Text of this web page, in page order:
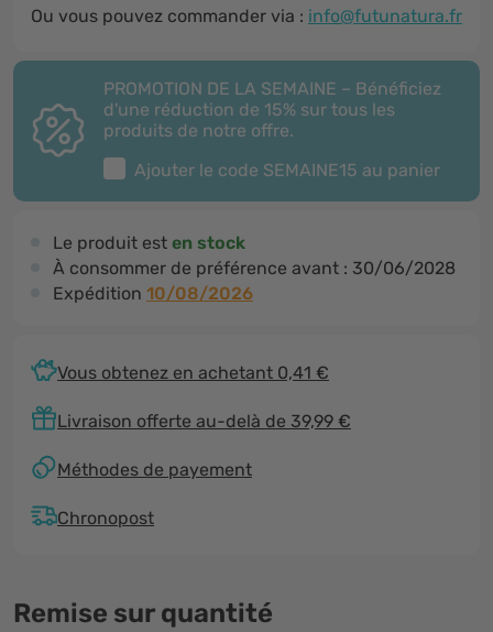
Ou vous pouvez commander via : info@futunatura.fr
PROMOTION DE LA SEMAINE – Bénéficiez
d'une réduction de 15% sur tous les
produits de notre offre.
Ajouter le code SEMAINE15 au panier
Le produit est en stock
À consommer de préférence avant : 30/06/2028
Expédition 10/08/2026
Vous obtenez en achetant 0,41 €
Livraison offerte au-delà de 39,99 €
Méthodes de payement
Chronopost
Remise sur quantité